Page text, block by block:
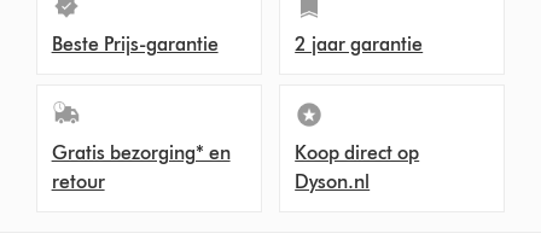
Beste Prijs-garantie 2 jaar garantie
Gratis bezorging* en
retour
Koop direct op
Dyson.nl